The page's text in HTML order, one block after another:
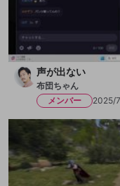
声が出ない
布団ちゃん
メンバー
2025/